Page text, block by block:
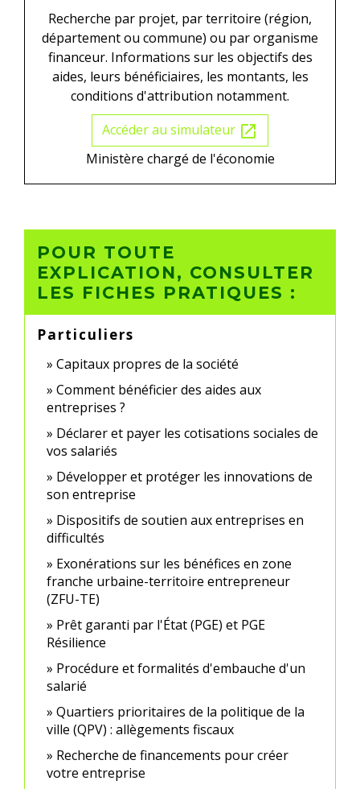
Recherche par projet, par territoire (région,
département ou commune) ou par organisme
financeur. Informations sur les objectifs des
aides, leurs bénéficiaires, les montants, les
conditions d'attribution notamment.
Accéder au simulateur open_in_new
Ministère chargé de l'économie
POUR TOUTE
EXPLICATION, CONSULTER
LES FICHES PRATIQUES :
Particuliers
Capitaux propres de la société
Comment bénéficier des aides aux
entreprises ?
Déclarer et payer les cotisations sociales de
vos salariés
Développer et protéger les innovations de
son entreprise
Dispositifs de soutien aux entreprises en
difficultés
Exonérations sur les bénéfices en zone
franche urbaine-territoire entrepreneur
(ZFU-TE)
Prêt garanti par l'État (PGE) et PGE
Résilience
Procédure et formalités d'embauche d'un
salarié
Quartiers prioritaires de la politique de la
ville (QPV) : allègements fiscaux
Recherche de financements pour créer
votre entreprise